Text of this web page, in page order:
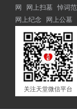
网
网上扫墓 悼词
网上纪念
网上公墓
关注天堂微信平台